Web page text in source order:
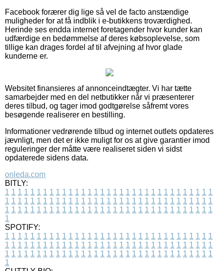
Facebook forærer dig lige så vel de facto anstændige
muligheder for at få indblik i e-butikkens troværdighed.
Herinde ses endda internet foretagender hvor kunder kan
udfærdige en bedømmelse af deres købsoplevelse, som
tillige kan drages fordel af til afvejning af hvor glade
kunderne er.
Websitet finansieres af annonceindtægter. Vi har tætte
samarbejder med en del netbutikker når vi præsenterer
deres tilbud, og tager imod godtgørelse såfremt vores
besøgende realiserer en bestilling.
Informationer vedrørende tilbud og internet outlets opdateres
jævnligt, men det er ikke muligt for os at give garantier imod
reguleringer der måtte være realiseret siden vi sidst
opdaterede sidens data.
onleda.com
BITLY:
1 1 1 1 1 1 1 1 1 1 1 1 1 1 1 1 1 1 1 1 1 1 1 1 1 1 1 1 1 1 1 1 1
1 1 1 1 1 1 1 1 1 1 1 1 1 1 1 1 1 1 1 1 1 1 1 1 1 1 1 1 1 1 1 1 1
1 1 1 1 1 1 1 1 1 1 1 1 1 1 1 1 1 1 1 1 1 1 1 1 1 1 1 1 1 1 1 1 1
1
SPOTIFY:
1 1 1 1 1 1 1 1 1 1 1 1 1 1 1 1 1 1 1 1 1 1 1 1 1 1 1 1 1 1 1 1 1
1 1 1 1 1 1 1 1 1 1 1 1 1 1 1 1 1 1 1 1 1 1 1 1 1 1 1 1 1 1 1 1 1
1 1 1 1 1 1 1 1 1 1 1 1 1 1 1 1 1 1 1 1 1 1 1 1 1 1 1 1 1 1 1 1 1
1